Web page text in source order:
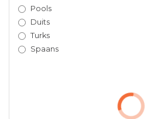
Pools
Duits
Turks
Spaans